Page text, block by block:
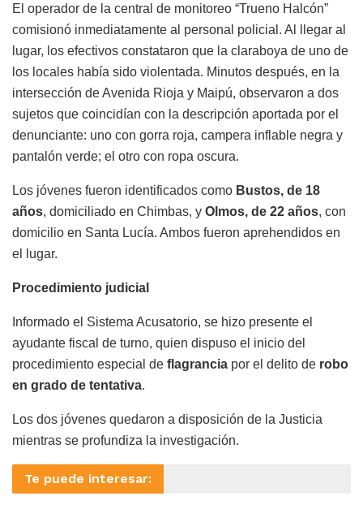
El operador de la central de monitoreo “Trueno Halcón”
comisionó inmediatamente al personal policial. Al llegar al
lugar, los efectivos constataron que la claraboya de uno de
los locales había sido violentada. Minutos después, en la
intersección de Avenida Rioja y Maipú, observaron a dos
sujetos que coincidían con la descripción aportada por el
denunciante: uno con gorra roja, campera inflable negra y
pantalón verde; el otro con ropa oscura.
Los jóvenes fueron identificados como Bustos, de 18
años, domiciliado en Chimbas, y Olmos, de 22 años, con
domicilio en Santa Lucía. Ambos fueron aprehendidos en
el lugar.
Procedimiento judicial
Informado el Sistema Acusatorio, se hizo presente el
ayudante fiscal de turno, quien dispuso el inicio del
procedimiento especial de flagrancia por el delito de robo
en grado de tentativa.
Los dos jóvenes quedaron a disposición de la Justicia
mientras se profundiza la investigación.
Te puede interesar: